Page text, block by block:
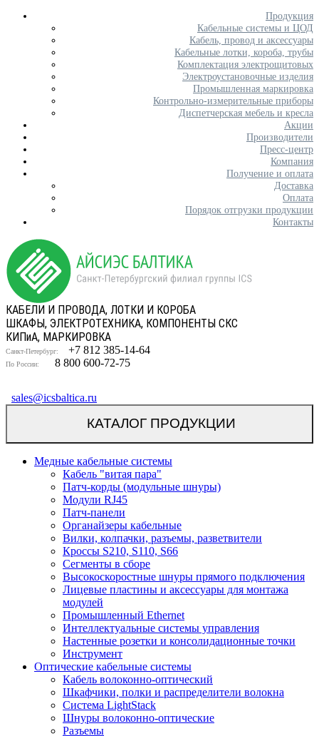
Продукция
Кабельные системы и ЦОД
Кабель, провод и аксессуары
Кабельные лотки, короба, трубы
Комплектация электрощитовых
Электроустановочные изделия
Промышленная маркировка
Контрольно-измерительные приборы
Диспетчерская мебель и кресла
Акции
Производители
Пресс-центр
Компания
Получение и оплата
Доставка
Оплата
Порядок отгрузки продукции
Контакты
КАБЕЛИ И ПРОВОДА, ЛОТКИ И КОРОБА
ШКАФЫ, ЭЛЕКТРОТЕХНИКА, КОМПОНЕНТЫ СКС
КИПиА, МАРКИРОВКА
Санкт-Петербург: +7 812 385-14-64
По России: 8 800 600-72-75
sales@icsbaltica.ru
КАТАЛОГ ПРОДУКЦИИ
Медные кабельные системы
Кабель "витая пара"
Патч-корды (модульные шнуры)
Модули RJ45
Патч-панели
Органайзеры кабельные
Вилки, колпачки, разъемы, разветвители
Кроссы S210, S110, S66
Сегменты в сборе
Высокоскоростные шнуры прямого подключения
Лицевые пластины и аксессуары для монтажа
модулей
Промышленный Ethernet
Интеллектуальные системы управления
Настенные розетки и консолидационные точки
Инструмент
Оптические кабельные системы
Кабель волоконно-оптический
Шкафчики, полки и распределители волокна
Система LightStack
Шнуры волоконно-оптические
Разъемы